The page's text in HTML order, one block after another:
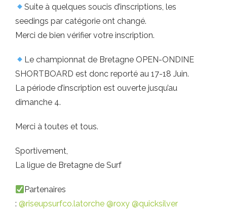
Suite à quelques soucis d’inscriptions, les
seedings par catégorie ont changé.
Merci de bien vérifier votre inscription.
Le championnat de Bretagne OPEN-ONDINE
SHORTBOARD est donc reporté au 17-18 Juin.
La période d’inscription est ouverte jusqu’au
dimanche 4.
Merci à toutes et tous.
Sportivement,
La ligue de Bretagne de Surf
Partenaires
: @riseupsurfco.latorche @roxy @quicksilver